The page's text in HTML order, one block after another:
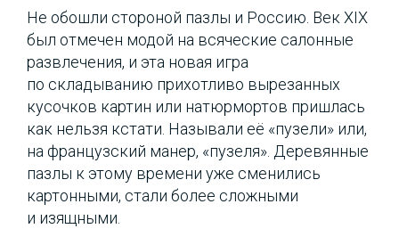
Не обошли стороной пазлы и Россию. Век ХIХ
был отмечен модой на всяческие салонные
развлечения, и эта новая игра
по складыванию прихотливо вырезанных
кусочков картин или натюрмортов пришлась
как нельзя кстати. Называли её «пузели» или,
на французский манер, «пузеля». Деревянные
пазлы к этому времени уже сменились
картонными, стали более сложными
и изящными.